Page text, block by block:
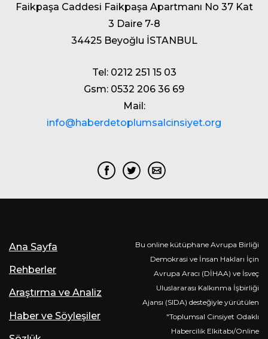
Faikpaşa Caddesi Faikpaşa Apartmanı No 37 Kat
3 Daire 7-8
34425 Beyoğlu İSTANBUL
Tel: 0212 251 15 03
Gsm: 0532 206 36 69
Mail:
info@haberdetoplumsalcinsiyet.org
Ana Sayfa
Rehberler
Araştırma ve Analiz
Haber ve Söyleşiler
Bu online kütüphane Avrupa Birliği
Demokrasi ve İnsan Hakları İçin
Avrupa Aracı (DİHAA) ve İsveç
Uluslararası Kalkınma İşbirliği
Ajansı (SIDA) desteğiyle yürütülen
"Toplumsal Cinsiyet Odaklı
Habercilik Elkitabı/Online